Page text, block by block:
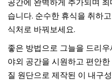
공간에 완벽하게 추가되며
습니다. 순수한 휴식을 취하
식처로 바꿔보세요.
좋은 방법으로 그늘을 드리
야외 공간을 시원하고 편안
질 원단으로 제작된 이 내구